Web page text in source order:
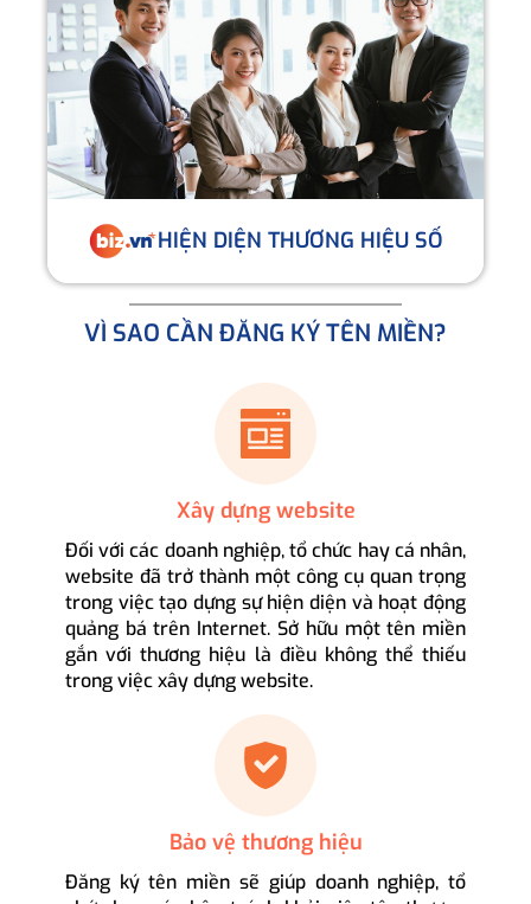
HIỆN DIỆN THƯƠNG HIỆU SỐ
VÌ SAO CẦN ĐĂNG KÝ TÊN MIỀN?
Xây dựng website
Đối với các doanh nghiệp, tổ chức hay cá nhân,
website đã trở thành một công cụ quan trọng
trong việc tạo dựng sự hiện diện và hoạt động
quảng bá trên Internet. Sở hữu một tên miền
gắn với thương hiệu là điều không thể thiếu
trong việc xây dựng website.
Bảo vệ thương hiệu
Đăng ký tên miền sẽ giúp doanh nghiệp, tổ